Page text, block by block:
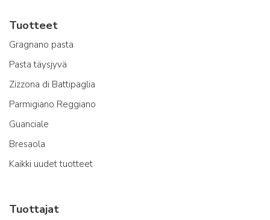
Tuotteet
Gragnano pasta
Pasta täysjyvä
Zizzona di Battipaglia
Parmigiano Reggiano
Guanciale
Bresaola
Kaikki uudet tuotteet
Tuottajat